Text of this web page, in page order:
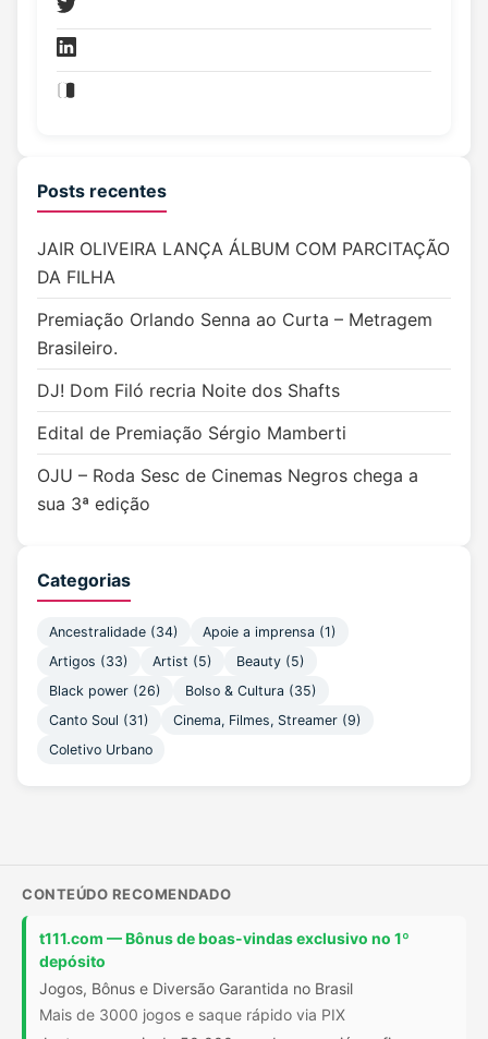
Posts recentes
JAIR OLIVEIRA LANÇA ÁLBUM COM PARCITAÇÃO
DA FILHA
Premiação Orlando Senna ao Curta – Metragem
Brasileiro.
DJ! Dom Filó recria Noite dos Shafts
Edital de Premiação Sérgio Mamberti
OJU – Roda Sesc de Cinemas Negros chega a
sua 3ª edição
Categorias
Ancestralidade (34) Apoie a imprensa (1)
Artigos (33) Artist (5) Beauty (5)
Black power (26) Bolso & Cultura (35)
Canto Soul (31) Cinema, Filmes, Streamer (9)
Coletivo Urbano
CONTEÚDO RECOMENDADO
t111.com — Bônus de boas-vindas exclusivo no 1º
depósito
Jogos, Bônus e Diversão Garantida no Brasil
Mais de 3000 jogos e saque rápido via PIX